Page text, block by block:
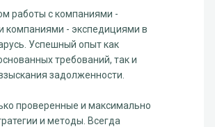
работы с компаниями -
компаниями - экспедициями в
Успешный опыт как
требований, так и
задолженности.
проверенные и максимально
и методы. Всегда